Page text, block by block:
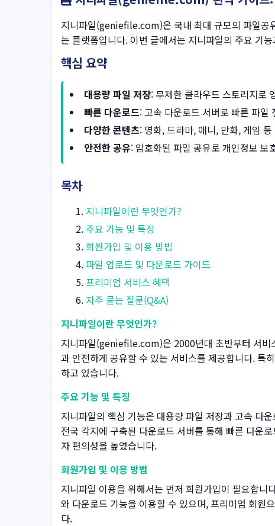
지니파일(geniefile.com)은 국내 최대 규모의 파일공
는 플랫폼입니다. 이번 글에서는 지니파일의 주요 기
핵심 요약
대용량 파일 저장: 무제한 클라우드 스토리지로
빠른 다운로드: 고속 다운로드 서버로 빠른 파일
다양한 콘텐츠: 영화, 드라마, 애니, 만화, 게임
안전한 공유: 암호화된 파일 공유로 개인정보 보
목차
지니파일이란 무엇인가?
주요 기능 및 특징
회원가입 및 이용 방법
파일 업로드 및 다운로드 가이드
프리미엄 서비스 혜택
자주 묻는 질문(Q&A)
지니파일이란 무엇인가?
지니파일(geniefile.com)은 2000년대 초반부터 서비
과 안전하게 공유할 수 있는 서비스를 제공합니다. 특
하고 있습니다.
주요 기능 및 특징
지니파일의 핵심 기능은 대용량 파일 저장과 고속 다
전국 각지에 구축된 다운로드 서버를 통해 빠른 다운
자 편의성을 높였습니다.
회원가입 및 이용 방법
지니파일 이용을 위해서는 먼저 회원가입이 필요합
와 다운로드 기능을 이용할 수 있으며, 프리미엄 회원
다.